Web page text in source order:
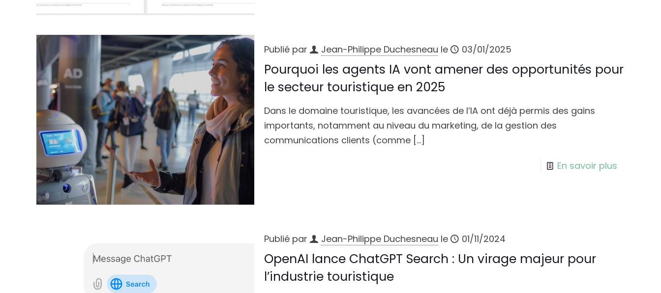
Publié par Jean-Philippe Duchesneau le 03/01/2025
Pourquoi les agents IA vont amener des opportunités pour
le secteur touristique en 2025
Dans le domaine touristique, les avancées de l’IA ont déjà permis des gains
importants, notamment au niveau du marketing, de la gestion des
communications clients (comme[…]
En savoir plus
Publié par Jean-Philippe Duchesneau le 01/11/2024
OpenAI lance ChatGPT Search : Un virage majeur pour
l’industrie touristique